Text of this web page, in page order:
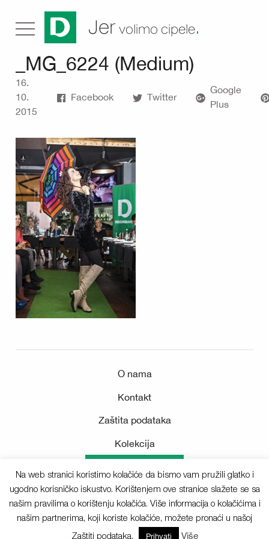
Jer volimo cipele.
_MG_6224 (Medium)
16.
10.
2015
Facebook Twitter
Google
Plus
O nama
Kontakt
Zaštita podataka
Kolekcija
Sva prava pridržana © 2025 Deichmann
Na web stranici koristimo kolačiće da bismo vam pružili glatko i
ugodno korisničko iskustvo. Korištenjem ove stranice slažete se sa
našim pravilima o korištenju kolačića. Više informacija o kolačićima i
našim partnerima, koji koriste kolačiće, možete pronaći u našoj
Zaštiti podataka.
Prihvati Više